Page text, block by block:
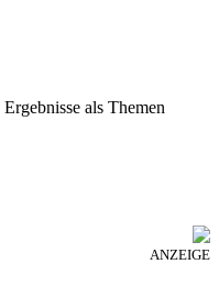
Ergebnisse als Themen
ANZEIGE